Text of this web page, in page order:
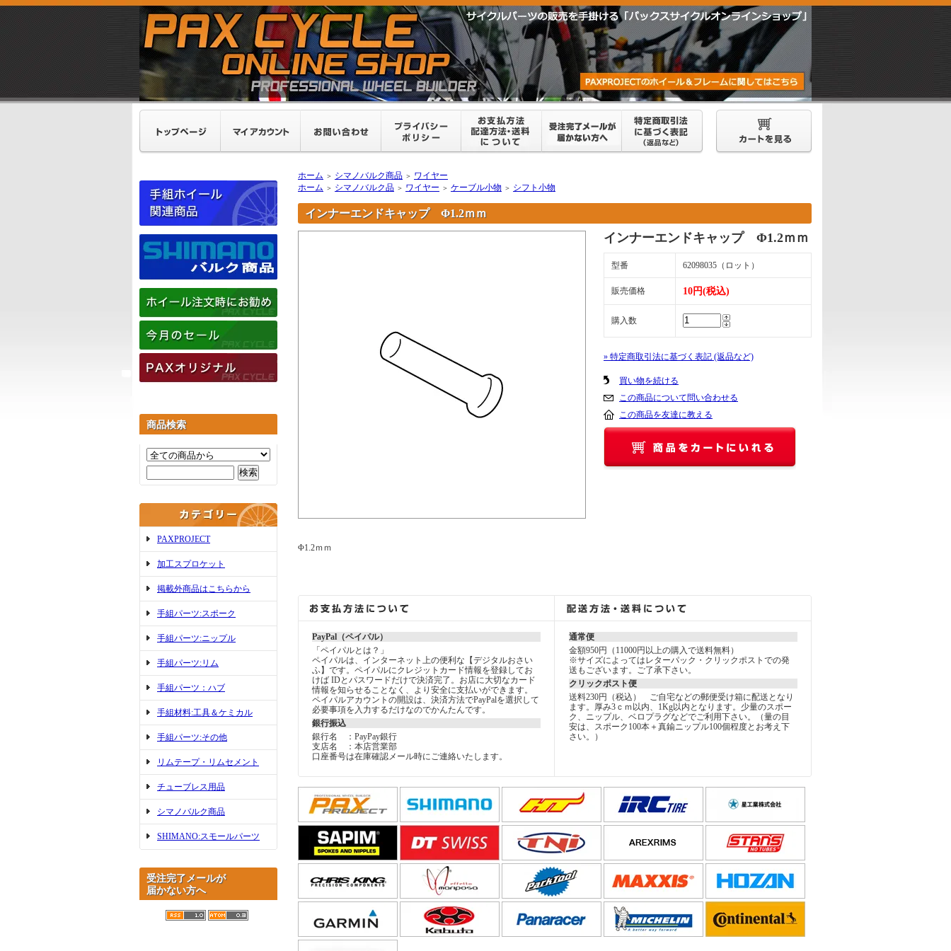
商品検索
PAXPROJECT
加工スプロケット
掲載外商品はこちらから
手組パーツ:スポーク
手組パーツ:ニップル
手組パーツ:リム
手組パーツ：ハブ
手組材料:工具＆ケミカル
手組パーツ:その他
リムテープ・リムセメント
チューブレス用品
シマノバルク商品
SHIMANO:スモールパーツ
受注完了メールが
届かない方へ
ホーム ＞ シマノバルク商品 ＞ ワイヤー
ホーム ＞ シマノバルク品 ＞ ワイヤー ＞ ケーブル小物 ＞ シフト小物
インナーエンドキャップ Φ1.2ｍｍ
インナーエンドキャップ Φ1.2ｍｍ
型番 62098035（ロット）
販売価格 10円(税込)
購入数
» 特定商取引法に基づく表記 (返品など)
買い物を続ける
この商品について問い合わせる
この商品を友達に教える
Φ1.2ｍｍ
PayPal（ペイパル）
「ペイパルとは？」
ペイパルは、インターネット上の便利な【デジタルおさい
ふ】です。ペイパルにクレジットカード情報を登録してお
けば IDとパスワードだけで決済完了。お店に大切なカード
情報を知らせることなく、より安全に支払いができます。
ペイパルアカウントの開設は、決済方法でPayPalを選択して
必要事項を入力するだけなのでかんたんです。
銀行振込
銀行名 ：PayPay銀行
支店名 ：本店営業部
口座番号は在庫確認メール時にご連絡いたします。
通常便
金額950円（11000円以上の購入で送料無料）
※サイズによってはレターパック・クリックポストでの発
送もございます。ご了承下さい。
クリックポスト便
送料230円（税込） ご自宅などの郵便受け箱に配送となり
ます。厚み3ｃｍ以内、1Kg以内となります。少量のスポー
ク、ニップル、ベロプラグなどでご利用下さい。（量の目
安は、スポーク100本＋真鍮ニップル100個程度とお考え下
さい。）